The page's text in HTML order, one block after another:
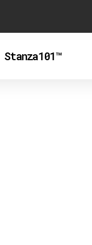
Stanza101™